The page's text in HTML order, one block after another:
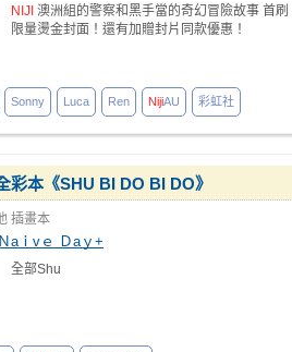
NIJI 澳洲組的警察和黑手當的奇幻冒險故事 首刷
限量燙金封面！還有加贈封片同款優惠！
Sonny Luca Ren NijiAU 彩虹社
彩本《SHU BI DO BI DO》
插畫本
aｉvｅ Ｄaｙ+
全部Shu